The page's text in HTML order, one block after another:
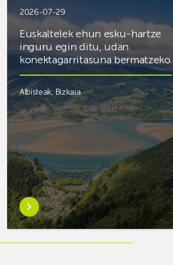
2026-07-29
Euskaltelek ehun esku-hartze
inguru egin ditu, udan
konektagarritasuna bermatzeko
Albisteak, Bizkaia
Ezagutu
gehiago:Euskaltelek
ehun
esku-